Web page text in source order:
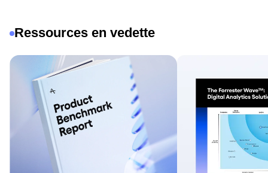
Ressources en vedette